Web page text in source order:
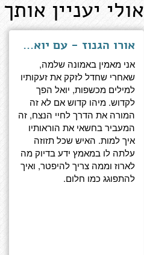
אולי יעניין
אורו הגנוז - עם יואל הופמן ובלעדיו
אני מאמין באמונה שלמה,
שאחרי שחדל לזקק את זעקותיו
למילים מכשפות, יואל הפך
לקדוש. מיהו קדוש אם לא זה
המורה את הדרך לחיי הנצח, זה
המעביר בחשאי את הוראותיו
איך למות. האיש שכל תזוזה
עלתה לו במאמץ ידע בדיוק מה
לארוז וממה צריך להיפטר, ואיך
להתפוגג כמו חלום.